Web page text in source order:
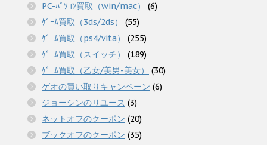
PC-ﾊﾟｿｺﾝ買取（win/mac）
(6)
ｹﾞｰﾑ買取（3ds/2ds）
(55)
ｹﾞｰﾑ買取（ps4/vita）
(255)
ｹﾞｰﾑ買取（スイッチ）
(189)
ｹﾞｰﾑ買取（乙女/美男-美女）
(30)
ゲオの買い取りキャンペーン (6)
ジョーシンのリユース (3)
ネットオフのクーポン (20)
ブックオフのクーポン (35)